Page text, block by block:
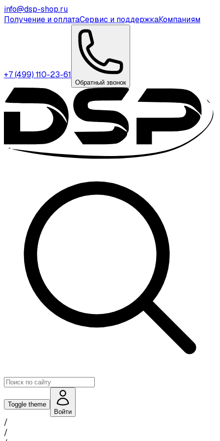
info@dsp-shop.ru
Получение и оплатаСервис и поддержкаКомпаниям
+7 (499) 110-23-61
Обратный звонок
Toggle theme
Войти
/
/